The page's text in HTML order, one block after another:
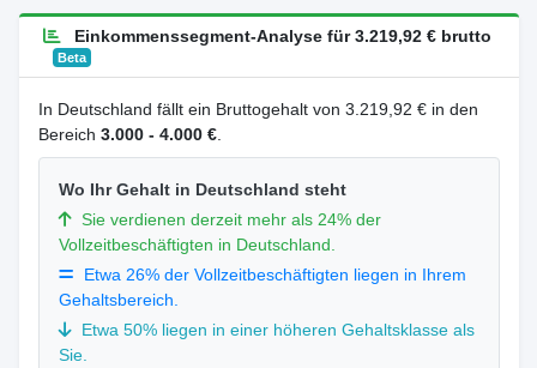
Einkommenssegment-Analyse für 3.219,92 € brutto
Beta
In Deutschland fällt ein Bruttogehalt von 3.219,92 € in den
Bereich 3.000 - 4.000 €.
Wo Ihr Gehalt in Deutschland steht
Sie verdienen derzeit mehr als 24% der
Vollzeitbeschäftigten in Deutschland.
Etwa 26% der Vollzeitbeschäftigten liegen in Ihrem
Gehaltsbereich.
Etwa 50% liegen in einer höheren Gehaltsklasse als
Sie.